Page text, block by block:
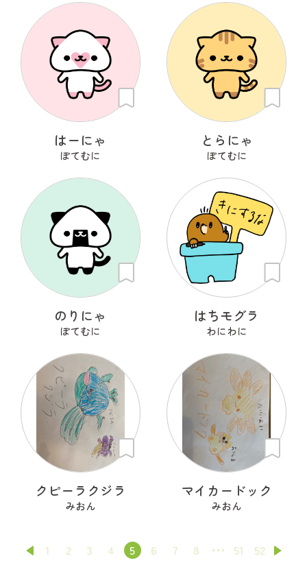
はーにゃ
ぽてむに
とらにゃ
ぽてむに
のりにゃ
ぽてむに
はちモグラ
わにわに
クピーラクジラ
みおん
マイカードック
みおん
1 2 3 4 5 6 7 8 51 52